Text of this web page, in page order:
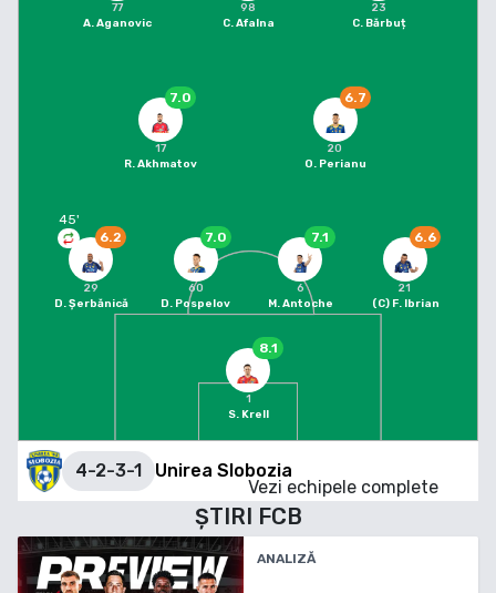
77
A. Aganovic
98
C. Afalna
23
C. Bărbuț
7.0
17
R. Akhmatov
6.7
20
O. Perianu
6.2
45'
29
D. Șerbănică
7.0
60
D. Pospelov
7.1
6
M. Antoche
6.6
21
(C) F. Ibrian
8.1
1
S. Krell
4-2-3-1 Unirea Slobozia
Vezi echipele complete
ȘTIRI FCB
ANALIZĂ